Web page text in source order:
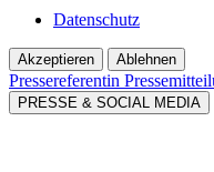
Datenschutz
Akzeptieren Ablehnen
Pressereferentin
PRESSE & SOCIAL MEDIA